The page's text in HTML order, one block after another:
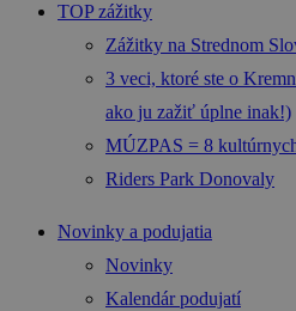
TOP zážitky
Zážitky na Strednom
3 veci, ktoré ste o
ako ju zažiť úplne inak!)
MÚZPAS = 8
Riders Park Donovaly
Novinky a podujatia
Novinky
Kalendár podujatí